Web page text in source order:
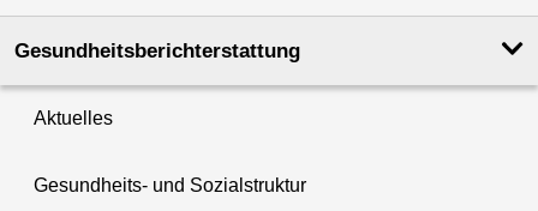
Gesundheits­berichterstattung
Aktuelles
Gesundheits- und Sozialstruktur